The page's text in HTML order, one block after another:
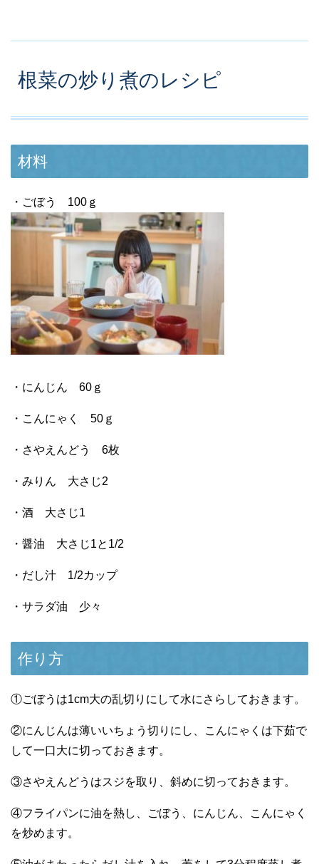
根菜の炒り煮のレシピ
材料
・ごぼう 100ｇ
・にんじん 60ｇ
・こんにゃく 50ｇ
・さやえんどう 6枚
・みりん 大さじ2
・酒 大さじ1
・醤油 大さじ1と1/2
・だし汁 1/2カップ
・サラダ油 少々
作り方
①ごぼうは1cm大の乱切りにして水にさらしておきます。
②にんじんは薄いいちょう切りにし、こんにゃくは下茹で
して一口大に切っておきます。
③さやえんどうはスジを取り、斜めに切っておきます。
④フライパンに油を熱し、ごぼう、にんじん、こんにゃく
を炒めます。